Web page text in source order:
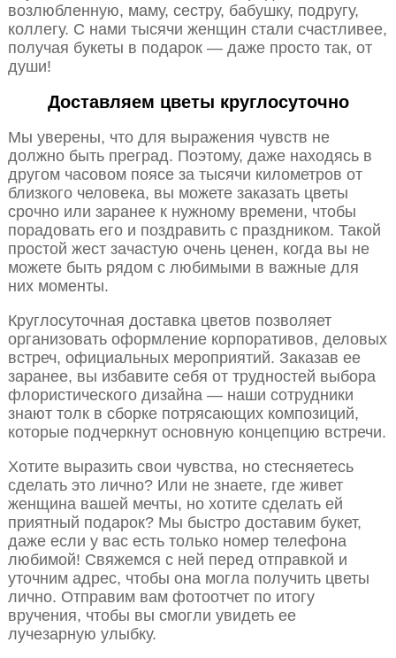
возлюбленную, маму, сестру, бабушку, подругу,
коллегу. С нами тысячи женщин стали счастливее,
получая букеты в подарок — даже просто так, от
души!
Доставляем цветы круглосуточно
Мы уверены, что для выражения чувств не
должно быть преград. Поэтому, даже находясь в
другом часовом поясе за тысячи километров от
близкого человека, вы можете заказать цветы
срочно или заранее к нужному времени, чтобы
порадовать его и поздравить с праздником. Такой
простой жест зачастую очень ценен, когда вы не
можете быть рядом с любимыми в важные для
них моменты.
Круглосуточная доставка цветов позволяет
организовать оформление корпоративов, деловых
встреч, официальных мероприятий. Заказав ее
заранее, вы избавите себя от трудностей выбора
флористического дизайна — наши сотрудники
знают толк в сборке потрясающих композиций,
которые подчеркнут основную концепцию встречи.
Хотите выразить свои чувства, но стесняетесь
сделать это лично? Или не знаете, где живет
женщина вашей мечты, но хотите сделать ей
приятный подарок? Мы быстро доставим букет,
даже если у вас есть только номер телефона
любимой! Свяжемся с ней перед отправкой и
уточним адрес, чтобы она могла получить цветы
лично. Отправим вам фотоотчет по итогу
вручения, чтобы вы смогли увидеть ее
лучезарную улыбку.